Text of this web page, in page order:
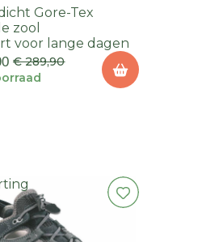
Gore-Tex
zool
voor lange dagen
€ 289,90